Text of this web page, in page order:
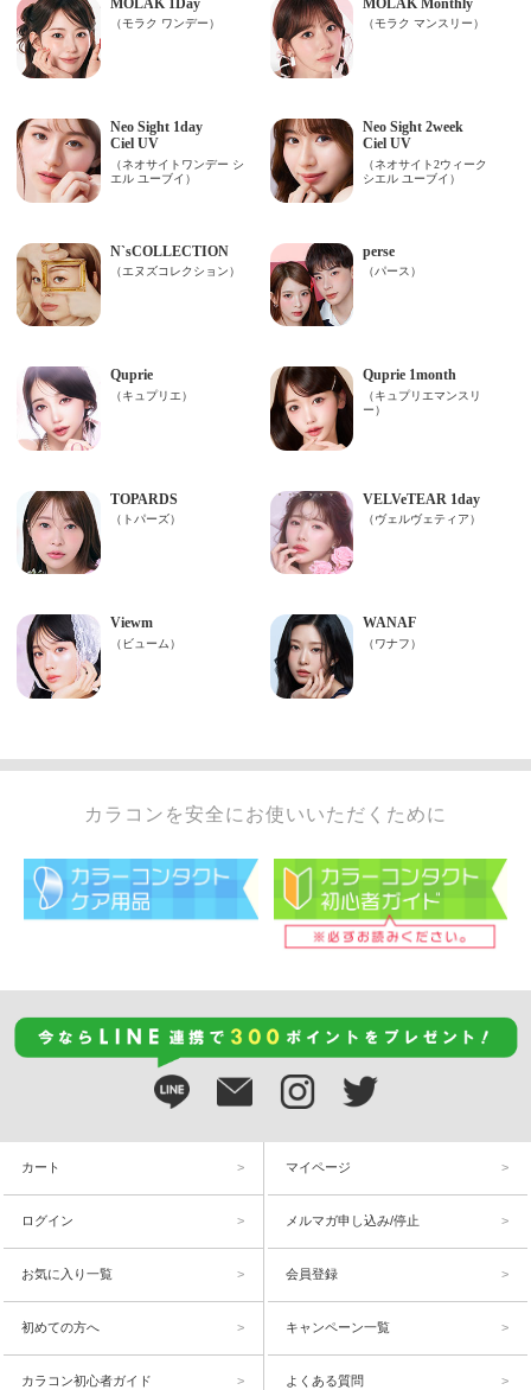
カラコンを安全にお使いいただくために
カート マイページ
ログイン メルマガ申し込み/停止
お気に入り一覧 会員登録
初めての方へ キャンペーン一覧
カラコン初心者ガイド よくある質問